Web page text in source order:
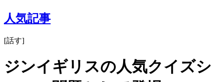
人気記事
[話す]
ジンイギリスの人気クイズシ